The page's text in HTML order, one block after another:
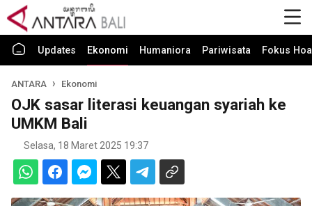
Updates Ekonomi Humaniora Pariwisata Fokus
ANTARA Ekonomi
OJK sasar literasi keuangan syariah ke
UMKM Bali
Selasa, 18 Maret 2025 19:37